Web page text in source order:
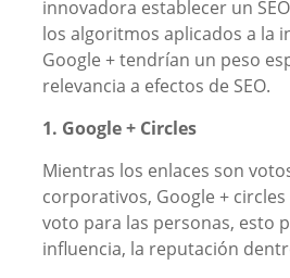
innovadora establecer un
los algoritmos aplicados a la
Google + tendrían un peso
relevancia a efectos de SEO.
1. Google + Circles
Mientras los enlaces son
corporativos, Google +
voto para las personas, esto
influencia, la reputación